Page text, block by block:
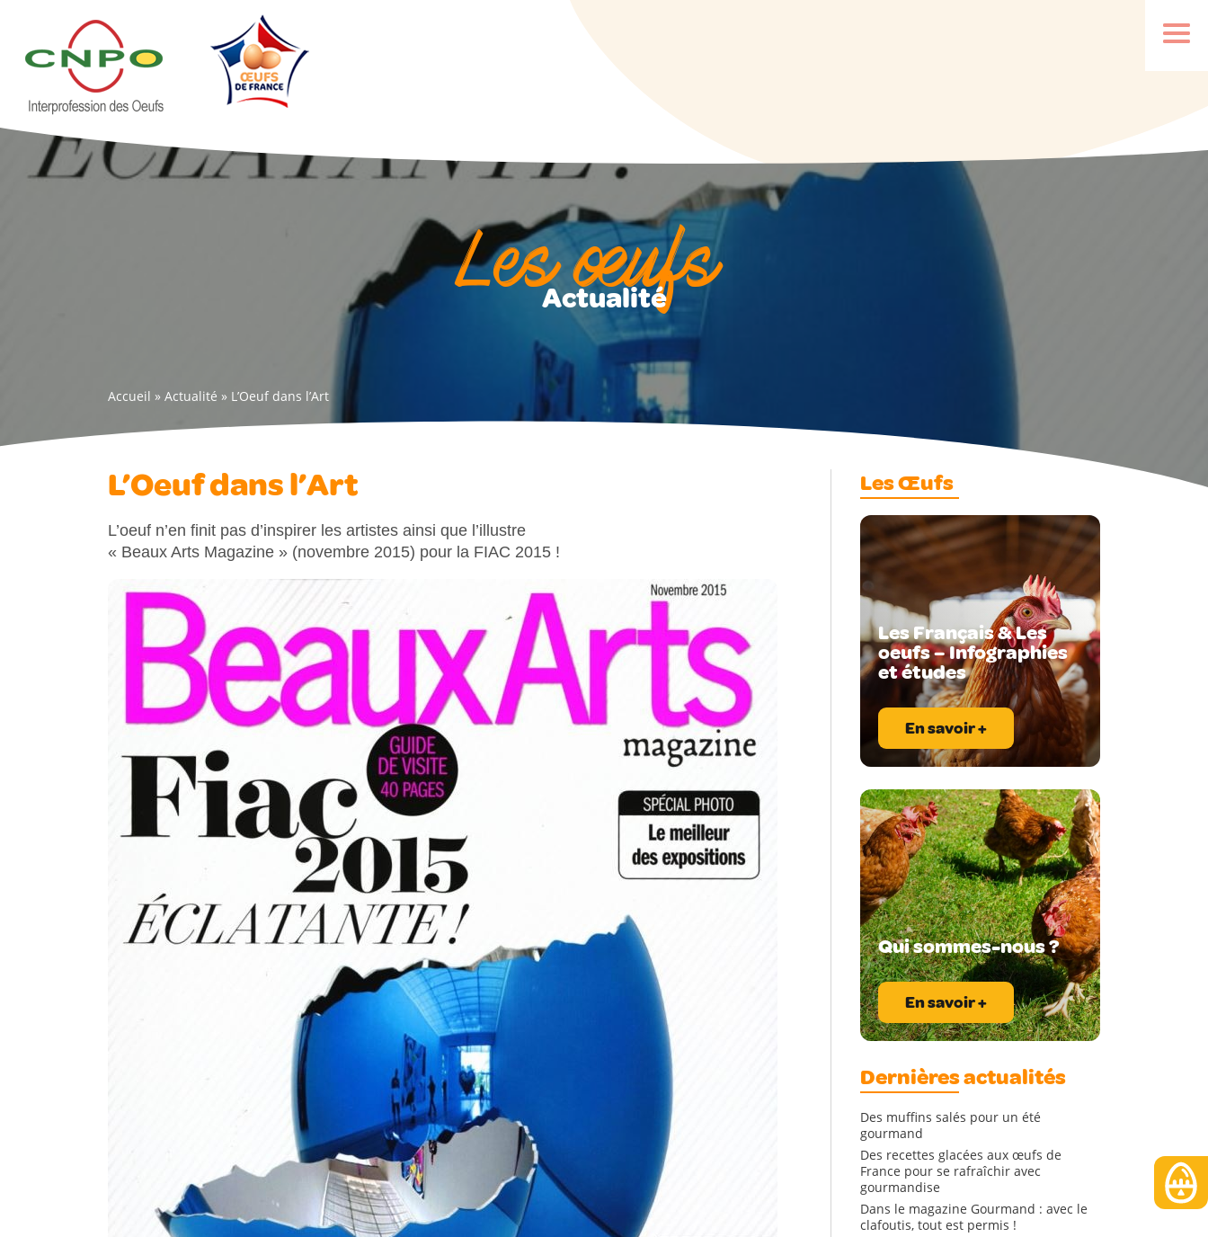
Les œufs
Actualité
Accueil » Actualité » L’Oeuf dans l’Art
L’Oeuf dans l’Art
L’oeuf n’en finit pas d’inspirer les artistes ainsi que l’illustre
« Beaux Arts Magazine » (novembre 2015) pour la FIAC 2015 !
Les Œufs
Les Français & Les
oeufs – Infographies
et études
En savoir +
Qui sommes-nous ?
En savoir +
Dernières actualités
Des muffins salés pour un été
gourmand
Des recettes glacées aux œufs de
France pour se rafraîchir avec
gourmandise
Dans le magazine Gourmand : avec le
clafoutis, tout est permis !